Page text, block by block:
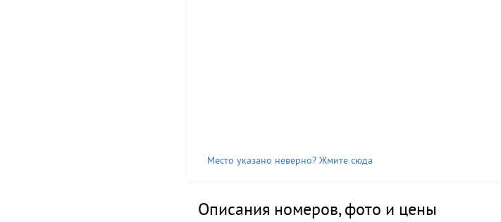
Место указано неверно? Жмите сюда
Описания номеров, фото и цены